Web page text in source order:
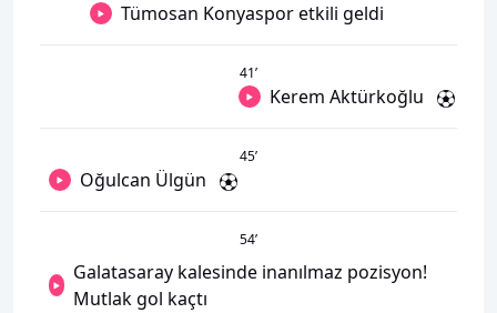
Tümosan Konyaspor etkili geldi
41’
Kerem Aktürkoğlu
45’
Oğulcan Ülgün
54’
Galatasaray kalesinde inanılmaz pozisyon!
Mutlak gol kaçtı